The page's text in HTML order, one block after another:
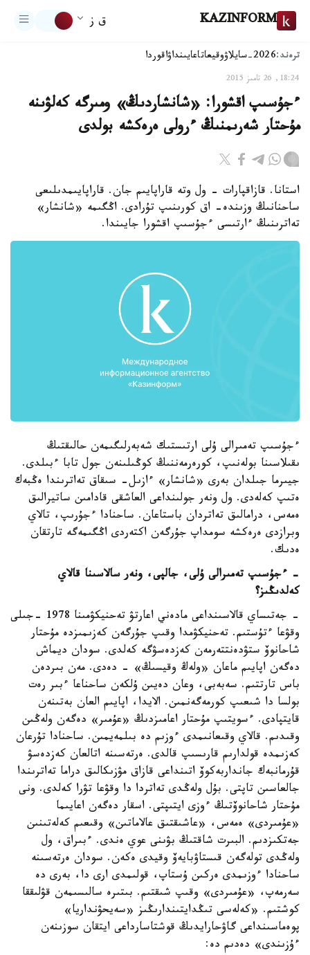
KAZINFORM ق ز
ترەند:2026-سايلاۋ وقيعاتاعايىنداۋاقوردا
18:24, 26 تامىز 2015
ءجۇسىپ اقشورا: «شانشاردىڭ» ومىرگە كەلۋىنە
مۇحتار شەرىمنىڭ ءرولى ەرەكشە بولدى
استانا. قازاقپارات - ول وتە قاراپايىم جان. قاراپايىمدىلىعى
ساحنانىڭ وزىندە- اق كورىنىپ تۇرادى. اڭگىمە «شانشار»
تەاترىنىڭ ءارتىسى ءجۇسىپ اقشورا جايىندا.
ءجۇسىپ تەمىرالى ۇلى ارتىستىك شەبەرلىگىمەن حالىقتىڭ
ىقىلاسىنا بولەنىپ، كورەرمەننىڭ كوڭىلىنەن جول تابا ءبىلدى.
جيىرما جىلدان بەرى «شانشار» ءازىل- سىقاق تەاترىندا ەڭبەك
ەتىپ كەلەدى. ول ونەر جولىنداعى العاشقى قادامىن ساتيرالىق
ەمەس، درامالىق تەاتردان باستاعان. ساحنادا ءجۇرىپ، تالاي
وبرازدى ەرەكشە سومداپ جۇرگەن اكتەردى اڭگىمەگە تارتقان
ەدىك.
- ءجۇسىپ تەمىرالى ۇلى، جالپى، ونەر سالاسىنا قالاي
كەلدىڭىز؟
- جەتىساي قالاسىنداعى مادەني اعارتۋ تەحنيكۋمىنا 1978 -جىلى
وقۋعا ءتۇستىم. تەحنيكۋمدا وقىپ جۇرگەن كەزىمىزدە مۇحتار
شاحانوۆ ستۋدەنتتەرمەن كەزدەسۋگە كەلدى. سودان ديماش
دەگەن اپايىم ماعان «ولەڭ وقيسىڭ» - دەدى. مەن بىردەن
باس تارتتىم. سەبەبى، وعان دەيىن ۇلكەن ساحناعا ءبىر رەت
بولسا دا شىعىپ كورمەگەنمىن. الايدا، اپايىم العان بەتىنەن
قايتپادى. ءسويتىپ مۇحتار اعامىزدىڭ «عۇمىر» دەگەن ولەڭىن
وقىدىم. قالاي وقىعانىمدى ءوزىم دە بىلمەيمىن. ساحنادا تۇرعان
كەزىمدە قولدارىم قارىسىپ قالدى. ەرتەسىنە اتالعان كەزدەسۋ
قۇرمانبەك جانداربەكوۆ اتىنداعى قازاق مۋزىكالىق دراما تەاترىندا
جالعاسىن تاپتى. بۇل ولەڭدى تەاتردا دا وقۋعا تۋرا كەلدى. ونى
مۇحتار شاحانوۆتىڭ ءوزى ايتىپتى. اسقار دەگەن اعايىما
«عۇمىردى» ەمەس، «عاشىقتىق عالاماتىن» وقىعىم كەلەتىنىن
جەتكىزدىم. البىرت شاقتىڭ بۋىنى عوي ەندى. ءبىراق، ول
ولەڭدى تولەگەن قىستاۋبايەۆ وقيدى ەكەن. سودان ەرتەسىنە
ساحنادا ءوزىمدى ەركىن ۇستاپ، قولىمدى ارى دا، بەرى دە
سەرمەپ، «عۇمىردى» وقىپ شىقتىم. بىتىرە سالىسىمەن قۋلىققا
كوشتىم. «كەلەسى تىڭدايتىندارىڭىز «سەيحۋنداريا»
پوەماسىنداعى گاۋحارايدىڭ قوشتاسارداعى ايتقان سوزىنەن
ءۇزىندى» دەدىم دە: